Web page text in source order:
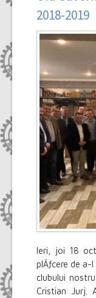
2018-2019
Ieri, joi 18
plÄƒcere de a-
clubului
Cristian Jurj.